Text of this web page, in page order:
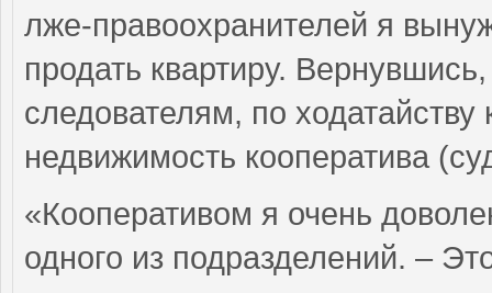
лже-правоохранителей я
продать квартиру.
следователям, по
недвижимость кооператива
«Кооперативом я очень
одного из подразделений. –